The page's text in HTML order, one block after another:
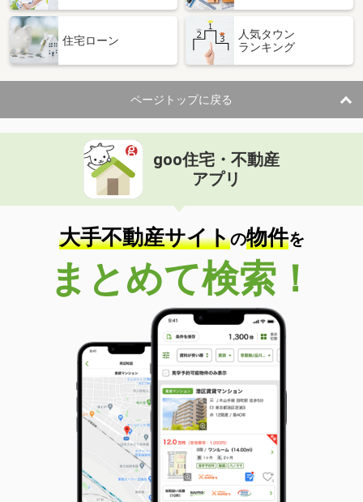
住宅ローン
人気タウン
ランキング
ページトップに戻る
goo住宅・不動産
アプリ
大手不動産サイトの物件を
まとめて検索！